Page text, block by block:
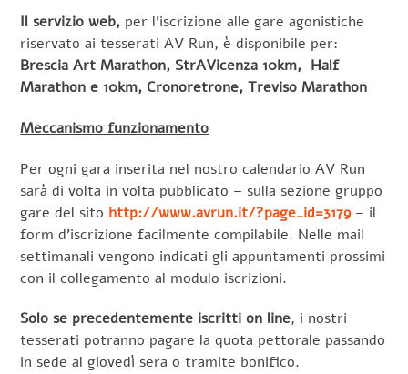
Il servizio web, per l’iscrizione alle gare agonistiche
riservato ai tesserati AV Run, è disponibile per:
Brescia Art Marathon, StrAVicenza 10km, Half
Marathon e 10km, Cronoretrone, Treviso Marathon
Meccanismo funzionamento
Per ogni gara inserita nel nostro calendario AV Run
sarà di volta in volta pubblicato – sulla sezione gruppo
gare del sito http://www.avrun.it/?page_id=3179– il
form d’iscrizione facilmente compilabile. Nelle mail
settimanali vengono indicati gli appuntamenti prossimi
con il collegamento al modulo iscrizioni.
Solo se precedentemente iscritti on line, i nostri
tesserati potranno pagare la quota pettorale passando
in sede al giovedì sera o tramite bonifico.